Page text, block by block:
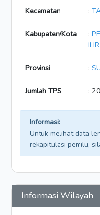
Kecamatan :
Kabupaten/Kota :
ILIR
Provinsi :
Jumlah TPS :
Informasi:
Untuk melihat data
rekapitulasi pemilu,
Informasi Wilayah